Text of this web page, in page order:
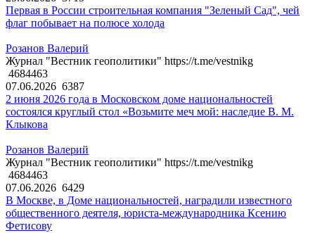
Первая в России строительная компания "Зеленый Сад", чей
флаг побывает на полюсе холода
Розанов Валерий
Журнал "Вестник геополитики" https://t.me/vestnikg
4684463
07.06.2026 6387
2 июня 2026 года в Московском доме национальностей
состоялся круглый стол «Возьмите меч мой: наследие В. М.
Клыкова
Розанов Валерий
Журнал "Вестник геополитики" https://t.me/vestnikg
4684463
07.06.2026 6429
В Москве, в Доме национальностей, наградили известного
общественного деятеля, юриста-международника Ксению
Фетисову